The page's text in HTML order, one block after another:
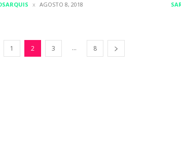
AGOSTO 8, 2018
1 2 3 ... 8